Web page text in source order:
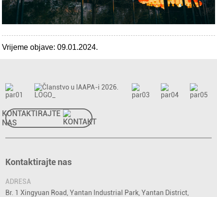
Vrijeme objave: 09.01.2024.
KONTAKTIRAJTE
NAS
Kontaktirajte nas
ADRESA
Br. 1 Xingyuan Road, Yantan Industrial Park, Yantan District,